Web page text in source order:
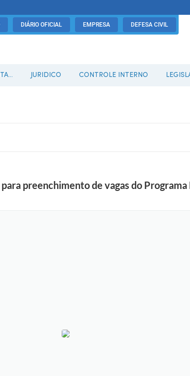
DIÁRIO OFICIAL EMPRESA DEFESA CIVIL
JURIDICO CONTROLE INTERNO
preenchimento de vagas do